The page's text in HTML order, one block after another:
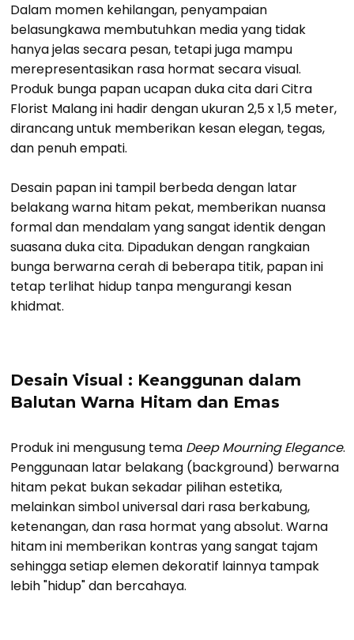
Dalam momen kehilangan, penyampaian
belasungkawa membutuhkan media yang tidak
hanya jelas secara pesan, tetapi juga mampu
merepresentasikan rasa hormat secara visual.
Produk bunga papan ucapan duka cita dari Citra
Florist Malang ini hadir dengan ukuran 2,5 x 1,5 meter,
dirancang untuk memberikan kesan elegan, tegas,
dan penuh empati.
Desain papan ini tampil berbeda dengan latar
belakang warna hitam pekat, memberikan nuansa
formal dan mendalam yang sangat identik dengan
suasana duka cita. Dipadukan dengan rangkaian
bunga berwarna cerah di beberapa titik, papan ini
tetap terlihat hidup tanpa mengurangi kesan
khidmat.
Desain Visual : Keanggunan dalam
Balutan Warna Hitam dan Emas
Produk ini mengusung tema Deep Mourning Elegance.
Penggunaan latar belakang (background) berwarna
hitam pekat bukan sekadar pilihan estetika,
melainkan simbol universal dari rasa berkabung,
ketenangan, dan rasa hormat yang absolut. Warna
hitam ini memberikan kontras yang sangat tajam
sehingga setiap elemen dekoratif lainnya tampak
lebih "hidup" dan bercahaya.